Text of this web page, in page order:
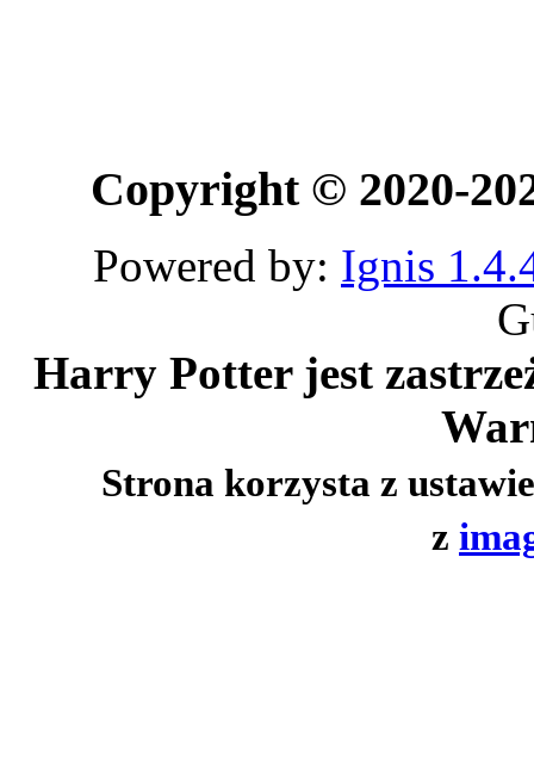
Copyright © 2020-
Powered by: Ignis
Harry Potter jest
Strona korzysta z
z